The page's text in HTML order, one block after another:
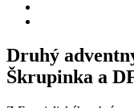
Druhý
Škrupinka a